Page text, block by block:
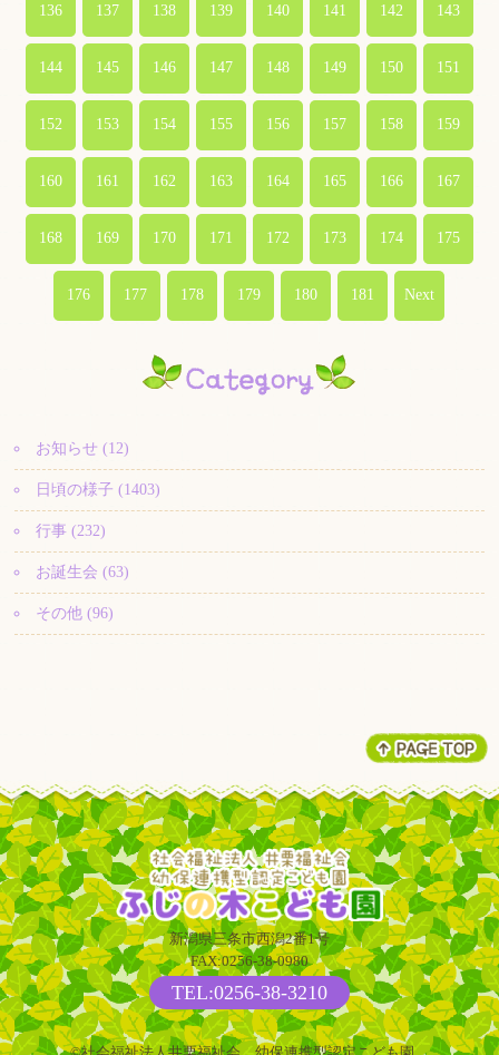
136 137 138 139 140 141 142 143
144 145 146 147 148 149 150 151
152 153 154 155 156 157 158 159
160 161 162 163 164 165 166 167
168 169 170 171 172 173 174 175
176 177 178 179 180 181 Next
お知らせ (12)
日頃の様子 (1403)
行事 (232)
お誕生会 (63)
その他 (96)
新潟県三条市西潟2番1号
FAX:0256-38-0980
TEL:0256-38-3210